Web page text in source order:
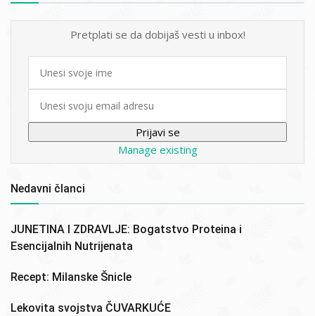
Pretplati se da dobijaš vesti u inbox!
First
Manage existing
Nedavni članci
JUNETINA I ZDRAVLJE: Bogatstvo Proteina i
Esencijalnih Nutrijenata
Recept: Milanske Šnicle
Lekovita svojstva ČUVARKUĆE